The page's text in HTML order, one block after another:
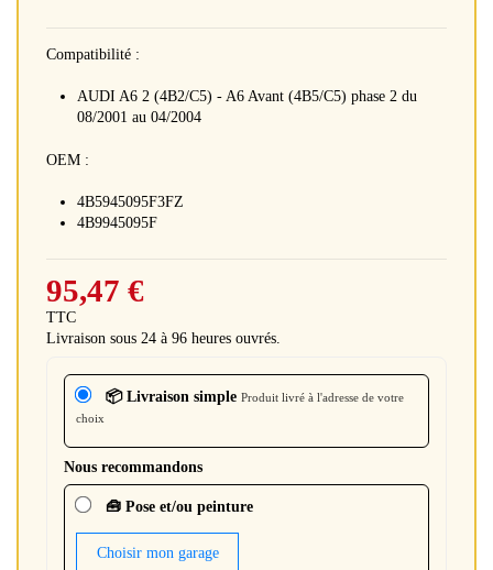
Compatibilité :
AUDI A6 2 (4B2/C5) - A6 Avant (4B5/C5) phase 2 du
08/2001 au 04/2004
OEM :
4B5945095F3FZ
4B9945095F
95,47 €
TTC
Livraison sous 24 à 96 heures ouvrés.
📦 Livraison simple Produit livré à l'adresse de votre
choix
Nous recommandons
🧰 Pose et/ou peinture
Choisir mon garage